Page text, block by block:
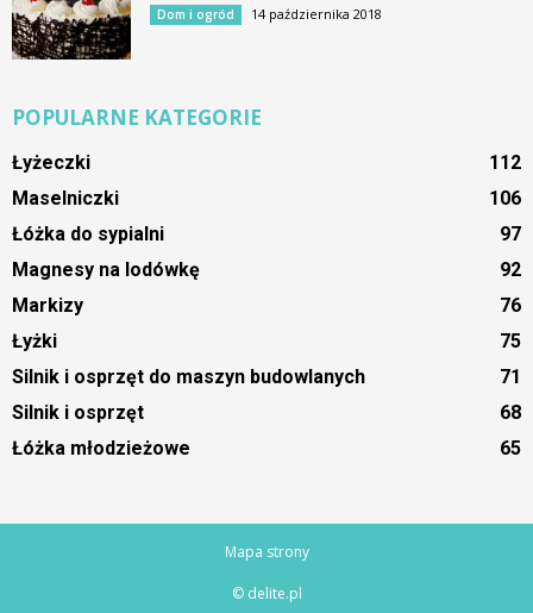
Dom i ogród 14 października 2018
POPULARNE KATEGORIE
Łyżeczki
112
Maselniczki
106
Łóżka do sypialni
97
Magnesy na lodówkę
92
Markizy
76
Łyżki
75
Silnik i osprzęt do maszyn budowlanych
71
Silnik i osprzęt
68
Łóżka młodzieżowe
65
Mapa strony
© delite.pl